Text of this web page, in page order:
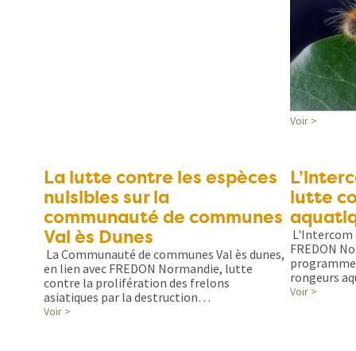
Voir >
La lutte contre les espèces
nuisibles sur la
communauté de communes
Val ès Dunes
La Communauté de communes Val ès dunes,
en lien avec FREDON Normandie, lutte
contre la prolifération des frelons
asiatiques par la destruction…
Voir >
lutte
L'Intercom
FREDON
rongeurs
Voir >